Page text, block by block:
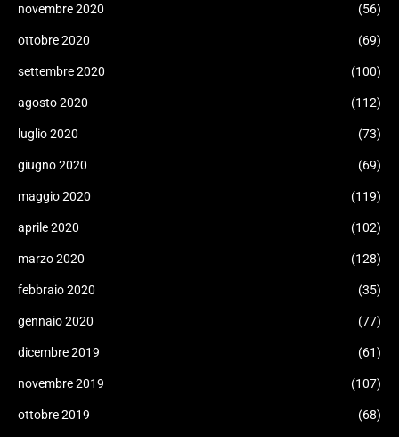
novembre 2020 (56)
ottobre 2020 (69)
settembre 2020 (100)
agosto 2020 (112)
luglio 2020 (73)
giugno 2020 (69)
maggio 2020 (119)
aprile 2020 (102)
marzo 2020 (128)
febbraio 2020 (35)
gennaio 2020 (77)
dicembre 2019 (61)
novembre 2019 (107)
ottobre 2019 (68)